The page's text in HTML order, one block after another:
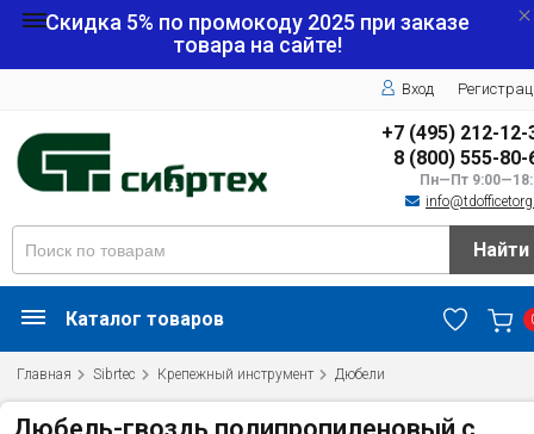
Скидка 5% по промокоду 2025 при заказе
товара на сайте!
Вход
+7 (495) 212-12-
8 (800) 555-80-
Пн—Пт
Найти
Каталог товаров
Главная Sibrtec Крепежный инструмент Дюбели